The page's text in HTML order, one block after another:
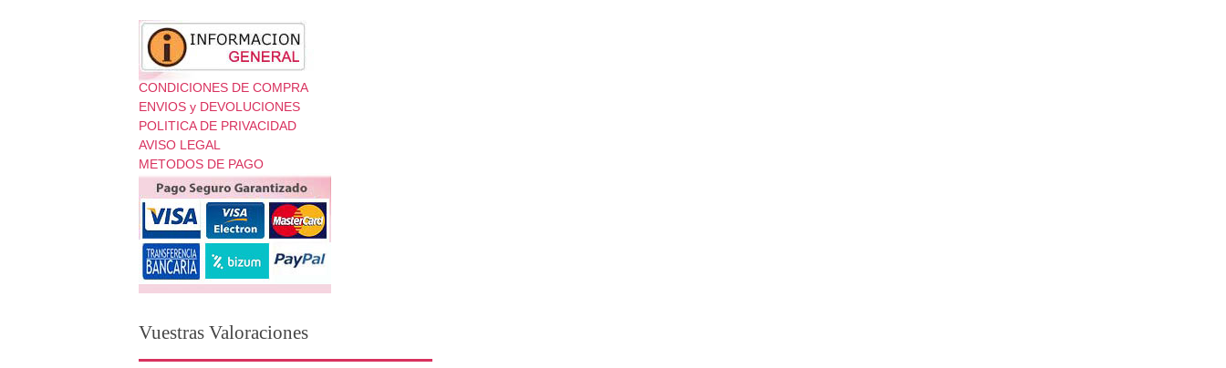
CONDICIONES DE COMPRA
ENVIOS y DEVOLUCIONES
POLITICA DE PRIVACIDAD
AVISO LEGAL
METODOS DE PAGO
Vuestras Valoraciones